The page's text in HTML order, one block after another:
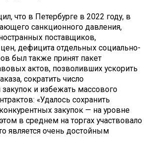
что в Петербурге в 2022 году, в
санкционного давления,
поставщиков,
цен, дефицита отдельных социально-
был также принят пакет
актов, позволивших ускорить
сократить число
закупок и избежать массового
«Удалось сохранить
закупок — на уровне
в среднем на торгах участвовало
является очень достойным